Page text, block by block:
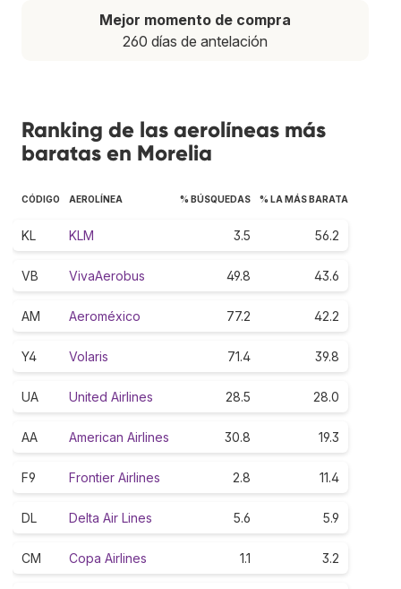
Mejor momento de compra
260 días de antelación
Ranking de las aerolíneas más
baratas en Morelia
CÓDIGO AEROLÍNEA % BÚSQUEDAS % LA MÁS BARATA
KL KLM 3.5 56.2
VB VivaAerobus 49.8 43.6
AM Aeroméxico 77.2 42.2
Y4 Volaris 71.4 39.8
UA United Airlines 28.5 28.0
AA American Airlines 30.8 19.3
F9 Frontier Airlines 2.8 11.4
DL Delta Air Lines 5.6 5.9
CM Copa Airlines 1.1 3.2